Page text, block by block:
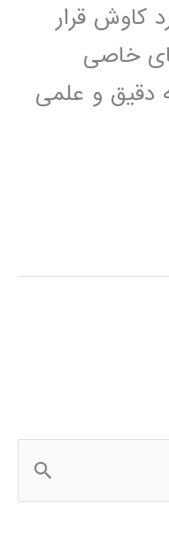
کاوش قرار
خاصی
دقيق و علمی